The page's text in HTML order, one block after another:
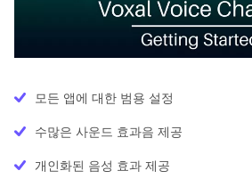
모든 앱에 대한 범용 설정
수많은 사운드 효과음 제공
개인화된 음성 효과 제공